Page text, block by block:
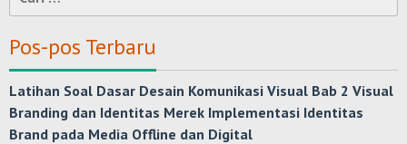
untuk:
Pos-pos Terbaru
Latihan Soal Dasar Desain Komunikasi Visual Bab 2 Visual
Branding dan Identitas Merek Implementasi Identitas
Brand pada Media Offline dan Digital